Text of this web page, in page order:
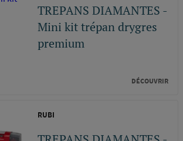
TREPANS DIAMANTES -
Mini kit trépan drygres
premium
DÉCOUVRIR
RUBI